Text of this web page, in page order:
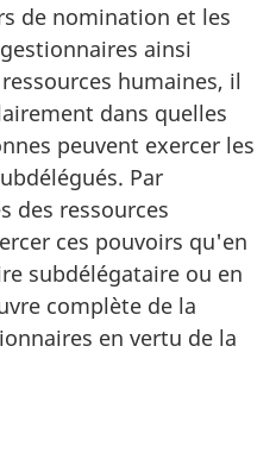
de nomination et les
ainsi
humaines, il
dans quelles
peuvent exercer les
Par
des ressources
ces pouvoirs qu'en
subdélégataire ou en
complète de la
en vertu de la